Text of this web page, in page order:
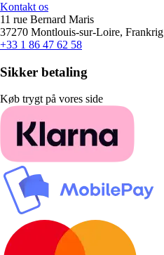
Kontakt os
11 rue Bernard Maris
37270 Montlouis-sur-Loire, Frankrig
+33 1 86 47 62 58
Sikker betaling
Køb trygt på vores side